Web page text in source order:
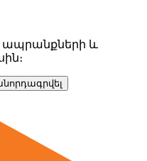
ապրանքների և